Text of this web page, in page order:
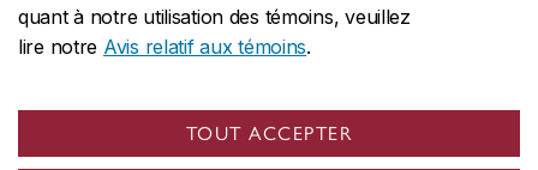
quant à notre utilisation des témoins, veuillez
lire notre Avis relatif aux témoins.
TOUT ACCEPTER
Montréal ,Québec, Canada
H3G 1M8